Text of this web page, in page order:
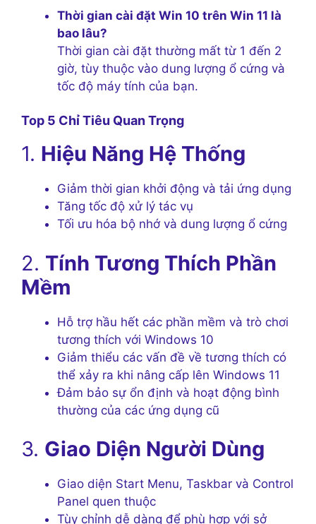
Thời gian cài đặt Win 10 trên Win 11 là
bao lâu?
Thời gian cài đặt thường mất từ ​​1 đến 2
giờ, tùy thuộc vào dung lượng ổ cứng và
tốc độ máy tính của bạn.
Top 5 Chỉ Tiêu Quan Trọng
1. Hiệu Năng Hệ Thống
Giảm thời gian khởi động và tải ứng dụng
Tăng tốc độ xử lý tác vụ
Tối ưu hóa bộ nhớ và dung lượng ổ cứng
2. Tính Tương Thích Phần
Mềm
Hỗ trợ hầu hết các phần mềm và trò chơi
tương thích với Windows 10
Giảm thiểu các vấn đề về tương thích có
thể xảy ra khi nâng cấp lên Windows 11
Đảm bảo sự ổn định và hoạt động bình
thường của các ứng dụng cũ
3. Giao Diện Người Dùng
Giao diện Start Menu, Taskbar và Control
Panel quen thuộc
Tùy chỉnh dễ dàng để phù hợp với sở